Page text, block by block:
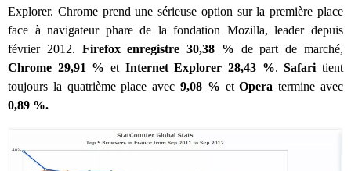
Explorer. Chrome prend une sérieuse option sur la première place
face à navigateur phare de la fondation Mozilla, leader depuis
février 2012. Firefox enregistre 30,38 % de part de marché,
Chrome 29,91 % et Internet Explorer 28,43 %.Safari tient
toujours la quatrième place avec 9,08 % etOpera termine avec
0,89 %.